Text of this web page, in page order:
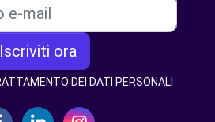
Iscriviti ora
DEI DATI PERSONALI